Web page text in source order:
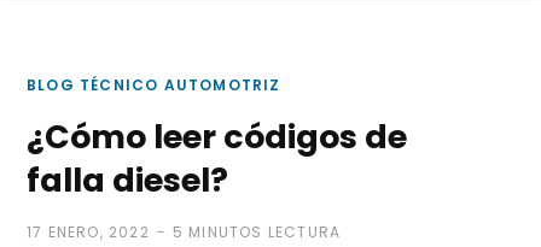
BLOG TÉCNICO AUTOMOTRIZ
¿Cómo leer códigos de
falla diesel?
17 ENERO, 2022 5 MINUTOS LECTURA